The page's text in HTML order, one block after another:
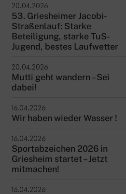
20.04.2026
53. Griesheimer Jacobi-
Straßenlauf: Starke
Beteiligung, starke TuS-
Jugend, bestes Laufwetter
20.04.2026
Mutti geht wandern – Sei
dabei!
16.04.2026
Wir haben wieder Wasser !
16.04.2026
Sportabzeichen 2026 in
Griesheim startet – Jetzt
mitmachen!
16.04.2026
Ansprechpartner